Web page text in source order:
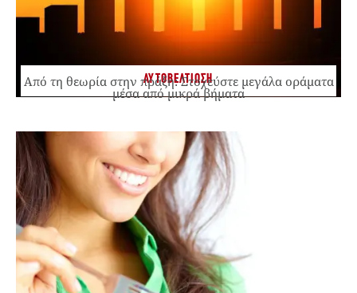
ΑΥΤΟΒΕΛΤΙΩΣΗ
Από τη θεωρία στην πράξη: Στοχεύστε μεγάλα οράματα
μέσα από μικρά βήματα